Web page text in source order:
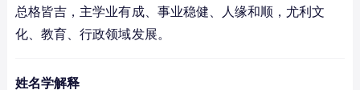
总格皆吉，主学业有成、事业稳健、人缘和顺，尤利文
化、教育、行政领域发展。
姓名学解释